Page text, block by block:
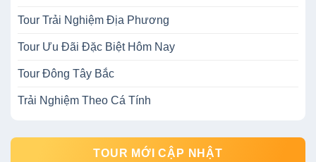
Tour Trải Nghiệm Địa Phương
Tour Ưu Đãi Đặc Biệt Hôm Nay
Tour Đông Tây Bắc
Trải Nghiệm Theo Cá Tính
TOUR MỚI CẬP NHẬT